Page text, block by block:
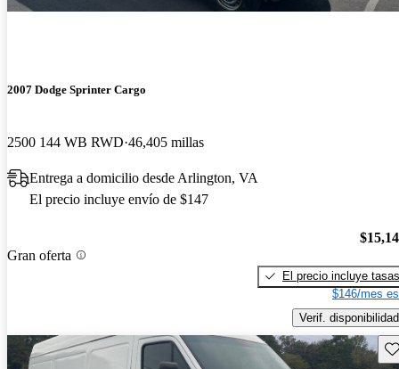
2007 Dodge Sprinter Cargo
2500 144 WB RWD 46,405 millas
Entrega a domicilio desde Arlington, VA
El precio incluye envío de $147
Gran oferta
El precio incluye tasas
$146/mes
Verif. disponibilidad